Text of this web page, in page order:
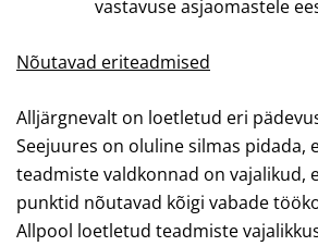
vastavuse asjaomastele
Nõutavad eriteadmised
Alljärgnevalt on loetletud eri
Seejuures on oluline silmas pidada,
teadmiste valdkonnad on vajalikud,
punktid nõutavad kõigi vabade
Allpool loetletud teadmiste